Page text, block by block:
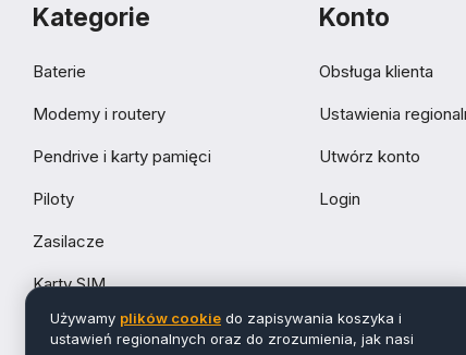
Używamy plików cookie do zapisywania koszyka i
ustawień regionalnych oraz do zrozumienia, jak nasi
Kategorie
Baterie
Modemy i routery
Pendrive i karty pamięci
Piloty
Zasilacze
Karty SIM
Akcesoria
Konto
Obsługa klienta
Ustawienia
Utwórz konto
Login